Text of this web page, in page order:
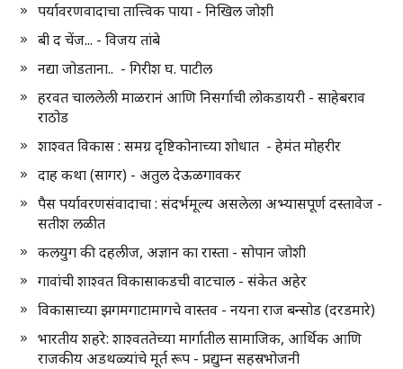
पर्यावरणवादाचा तात्त्विक पाया - निखिल जोशी
बी द चेंज... - विजय तांबे
नद्या जोडताना.. - गिरीश घ. पाटील
हरवत चाललेली माळरानं आणि निसर्गाची लोकडायरी - साहेबराव
राठोड
शाश्वत विकास : समग्र दृष्टिकोनाच्या शोधात - हेमंत मोहरीर
दाह कथा (सागर) - अतुल देऊळगावकर
पैस पर्यावरणसंवादाचा : संदर्भमूल्य असलेला अभ्यासपूर्ण दस्तावेज -
सतीश लळीत
कलयुग की दहलीज, अज्ञान का रास्ता - सोपान जोशी
गावांची शाश्वत विकासाकडची वाटचाल - संकेत अहेर
विकासाच्या झगमगाटामागचे वास्तव - नयना राज बन्सोड (दरडमारे)
भारतीय शहरे: शाश्वततेच्या मार्गातील सामाजिक, आर्थिक आणि
राजकीय अडथळ्यांचे मूर्त रूप - प्रद्युम्न सहस्रभोजनी